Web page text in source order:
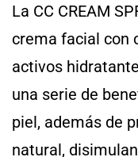
La CC CREAM
crema facial con
activos
una serie de
piel, además de
natural,